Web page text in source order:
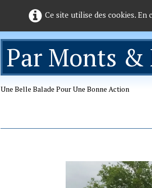
Ce site utilise des cookies.
Par Monts &
Une Belle Balade Pour Une Bonne Action